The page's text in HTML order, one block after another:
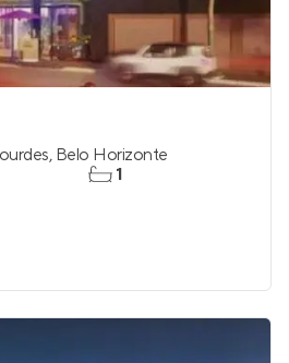
, Belo Horizonte
1